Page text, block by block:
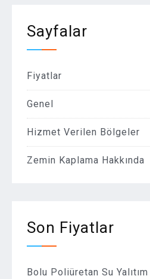
Sayfalar
Fiyatlar
Genel
Hizmet Verilen Bölgeler
Zemin Kaplama Hakkında
Son Fiyatlar
Bolu Poliüretan Su